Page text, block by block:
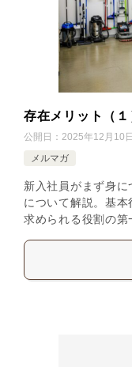
存在メリット（１
公開日： 2025年12月10日
メルマガ
新入社員がまず身
について解説。基
求められる役割の第